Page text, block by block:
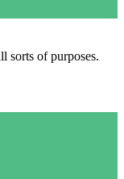
sorts of purposes.